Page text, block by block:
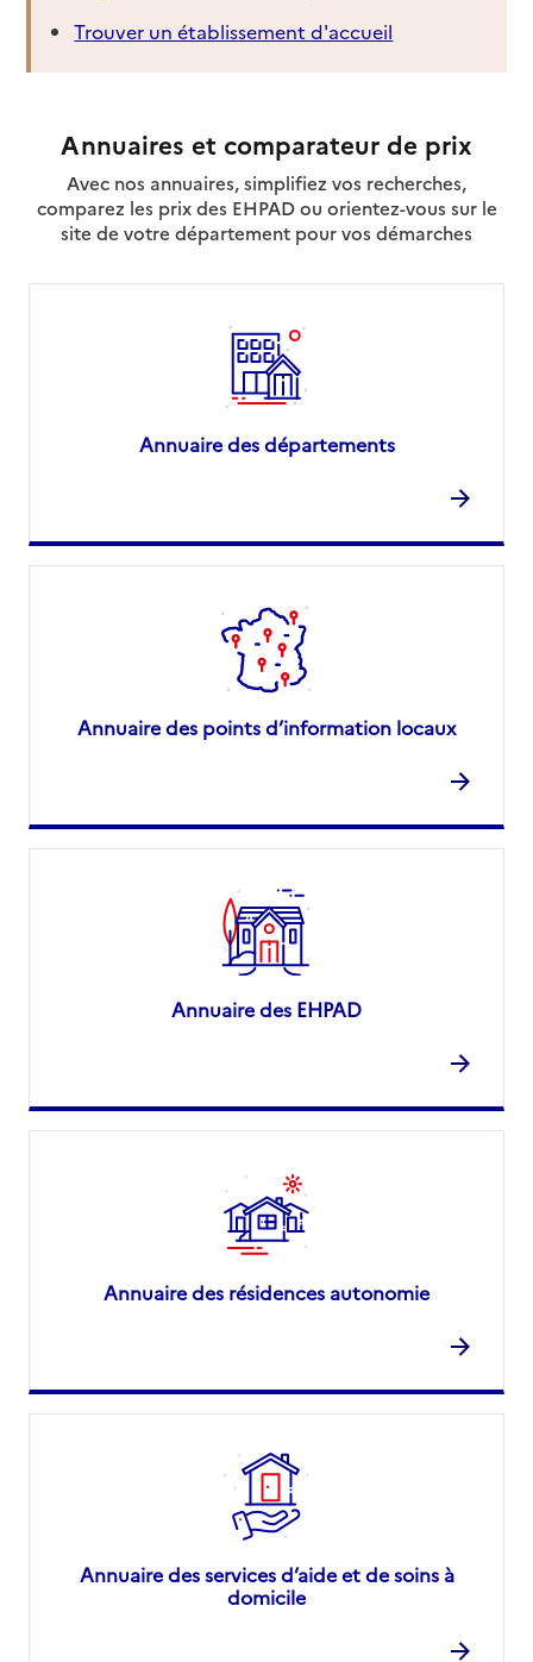
Trouver un établissement d'accueil
Annuaires et comparateur de prix
Avec nos annuaires, simplifiez vos recherches,
comparez les prix des EHPAD ou orientez-vous sur le
site de votre département pour vos démarches
Annuaire des départements
Annuaire des points d’information locaux
Annuaire des EHPAD
Annuaire des résidences autonomie
Annuaire des services d’aide et de soins à
domicile